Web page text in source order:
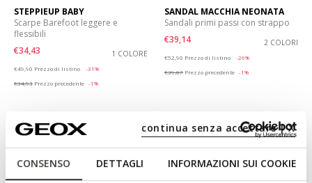
CONSENSO DETTAGLI INFORMAZIONI SUI COOKIE
continua senza accettare | X
STEPPIEUP BABY
Scarpe Barefoot leggere e
flessibili
€34,43
1 COLORE
€49,90 Prezzo di listino
-31%
€34,93 Prezzo precedente -1%
SANDAL MACCHIA NEONATA
Sandali primi passi con strappo
€39,14
2 COLORI
€52,90 Prezzo di listino
-26%
€39,67 Prezzo precedente -1%